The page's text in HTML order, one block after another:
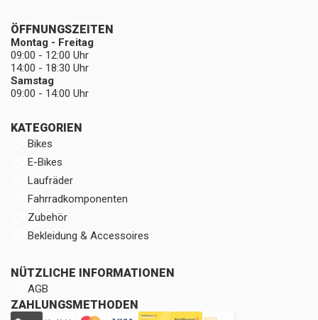
KATEGORIEN
Bikes
E-Bikes
Laufräder
Fahrradkomponenten
Zubehör
Bekleidung & Accessoires
NÜTZLICHE INFORMATIONEN
AGB
ZAHLUNGSMETHODEN
ÖFFNUNGSZEITEN
Montag - Freitag
09:00 - 12:00 Uhr
14:00 - 18:30 Uhr
Samstag
09:00 - 14:00 Uhr